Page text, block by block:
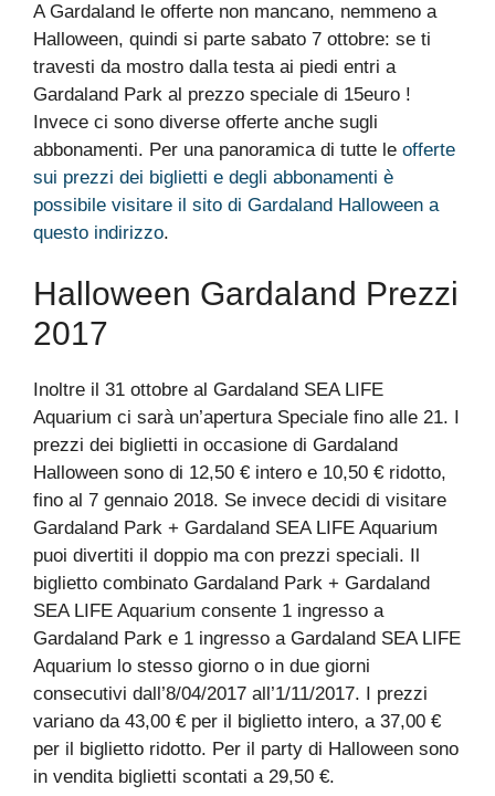
A Gardaland le offerte non mancano, nemmeno a
Halloween, quindi si parte sabato 7 ottobre: se ti
travesti da mostro dalla testa ai piedi entri a
Gardaland Park al prezzo speciale di 15euro !
Invece ci sono diverse offerte anche sugli
abbonamenti. Per una panoramica di tutte le offerte
sui prezzi dei biglietti e degli abbonamenti è
possibile visitare il sito di Gardaland Halloween a
questo indirizzo.
Halloween Gardaland Prezzi
2017
Inoltre il 31 ottobre al Gardaland SEA LIFE
Aquarium ci sarà un’apertura Speciale fino alle 21. I
prezzi dei biglietti in occasione di Gardaland
Halloween sono di 12,50 € intero e 10,50 € ridotto,
fino al 7 gennaio 2018. Se invece decidi di visitare
Gardaland Park + Gardaland SEA LIFE Aquarium
puoi divertiti il doppio ma con prezzi speciali. Il
biglietto combinato Gardaland Park + Gardaland
SEA LIFE Aquarium consente 1 ingresso a
Gardaland Park e 1 ingresso a Gardaland SEA LIFE
Aquarium lo stesso giorno o in due giorni
consecutivi dall’8/04/2017 all’1/11/2017. I prezzi
variano da 43,00 € per il biglietto intero, a 37,00 €
per il biglietto ridotto. Per il party di Halloween sono
in vendita biglietti scontati a 29,50 €.